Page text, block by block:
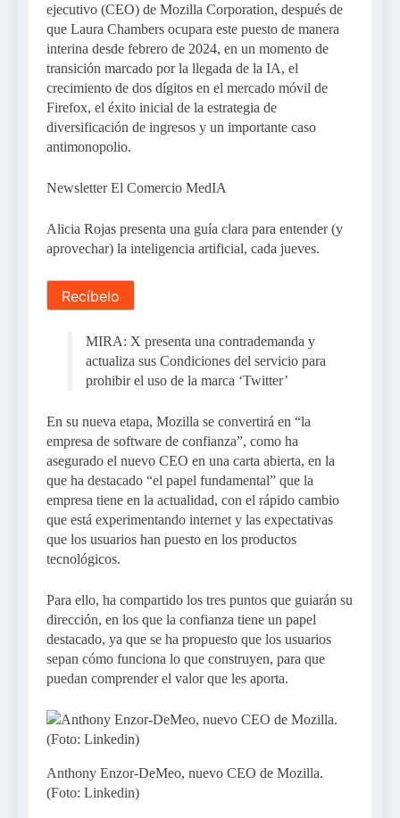
ejecutivo (CEO) de Mozilla Corporation, después de
que Laura Chambers ocupara este puesto de manera
interina desde febrero de 2024, en un momento de
transición marcado por la llegada de la IA, el
crecimiento de dos dígitos en el mercado móvil de
Firefox, el éxito inicial de la estrategia de
diversificación de ingresos y un importante caso
antimonopolio.
Newsletter El Comercio MedIA
Alicia Rojas presenta una guía clara para entender (y
aprovechar) la inteligencia artificial, cada jueves.
Recíbelo
MIRA: X presenta una contrademanda y
actualiza sus Condiciones del servicio para
prohibir el uso de la marca ‘Twitter’
En su nueva etapa, Mozilla se convertirá en “la
empresa de software de confianza”, como ha
asegurado el nuevo CEO en una carta abierta, en la
que ha destacado “el papel fundamental” que la
empresa tiene en la actualidad, con el rápido cambio
que está experimentando internet y las expectativas
que los usuarios han puesto en los productos
tecnológicos.
Para ello, ha compartido los tres puntos que guiarán su
dirección, en los que la confianza tiene un papel
destacado, ya que se ha propuesto que los usuarios
sepan cómo funciona lo que construyen, para que
puedan comprender el valor que les aporta.
Anthony Enzor-DeMeo, nuevo CEO de Mozilla.
(Foto: Linkedin)